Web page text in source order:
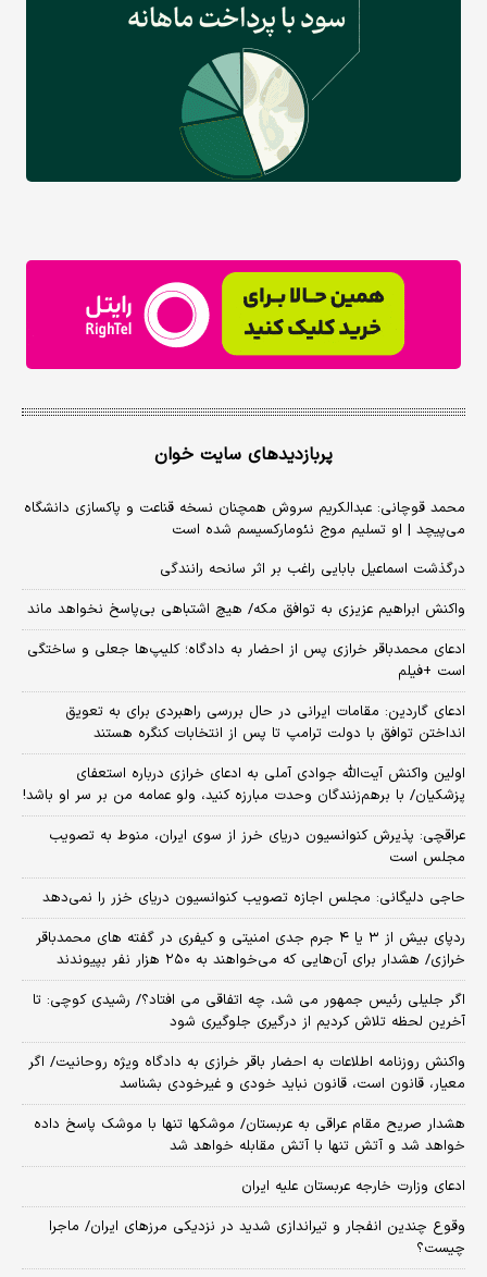
پربازدیدهای سایت خوان
محمد قوچانی: عبدالکریم سروش همچنان نسخه قناعت و پاکسازی دانشگاه
می‌پیچد | او تسلیم موج نئومارکسیسم شده است
درگذشت اسماعیل بابایی راغب بر اثر سانحه رانندگی
واکنش ابراهیم عزیزی به توافق مکه/ هیچ اشتباهی بی‌پاسخ نخواهد ماند
ادعای محمدباقر خرازی پس از احضار به دادگاه؛ کلیپ‌ها جعلی و ساختگی
است +فیلم
ادعای گاردین: مقامات ایرانی در حال بررسی راهبردی برای به تعویق
انداختن توافق با دولت ترامپ تا پس از انتخابات کنگره هستند
اولین واکنش آیت‌الله جوادی آملی به ادعای خرازی درباره استعفای
پزشکیان/ با برهم‌زنندگان وحدت مبارزه کنید، ولو عمامه من بر سر او باشد!
عراقچی: پذیرش کنوانسیون دریای خرز از سوی ایران، منوط به تصویب
مجلس است
حاجی دلیگانی: مجلس اجازه تصویب کنوانسیون دریای خزر را نمی‌دهد
ردپای بیش از ۳ یا ۴ جرم جدی امنیتی و کیفری در گفته های محمدباقر
خرازی/ هشدار برای آن‌هایی که می‌خواهند به ۲۵۰ هزار نفر بپیوندند
اگر جلیلی رئیس جمهور می شد، چه اتفاقی می افتاد؟/ رشیدی کوچی: تا
آخرین لحظه تلاش کردیم از درگیری جلوگیری شود
واکنش روزنامه اطلاعات به احضار باقر خرازی به دادگاه ویژه روحانیت/ اگر
معیار، قانون است، قانون نباید خودی و غیرخودی بشناسد
هشدار صریح مقام عراقی به عربستان/ موشکها تنها با موشک پاسخ داده
خواهد شد و آتش تنها با آتش مقابله خواهد شد
ادعای وزارت خارجه عربستان علیه ایران
وقوع چندین انفجار و تیراندازی شدید در نزدیکی مرز‌های ایران/ ماجرا
چیست؟